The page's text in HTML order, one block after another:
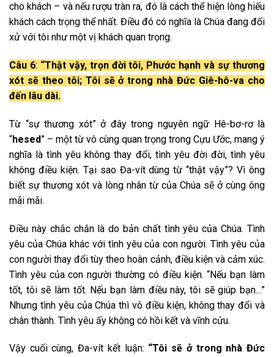
cho khách – và nếu rượu tràn ra, đó là cách thể hiện lòng hiếu
khách cách trọng thể nhất. Điều đó có nghĩa là Chúa đang đối
xử với tôi như một vị khách quan trọng.
Câu 6: “Thật vậy, trọn đời tôi, Phước hạnh và sự thương
xót sẽ theo tôi; Tôi sẽ ở trong nhà Đức Giê-hô-va cho
đến lâu dài.
Từ “sự thương xót” ở đây trong nguyên ngữ Hê-bơ-rơ là
“hesed” – một từ vô cùng quan trọng trong Cựu Ước, mang ý
nghĩa là tình yêu không thay đổi, tình yêu đời đời, tình yêu
không điều kiện. Tại sao Đa-vít dùng từ “thật vậy”? Vì ông
biết sự thương xót và lòng nhân từ của Chúa sẽ ở cùng ông
mãi mãi.
Điều này chắc chắn là do bản chất tình yêu của Chúa. Tình
yêu của Chúa khác với tình yêu của con người. Tình yêu của
con người thay đổi tùy theo hoàn cảnh, điều kiện và cảm xúc.
Tình yêu của con người thường có điều kiện. “Nếu bạn làm
tốt, tôi sẽ làm tốt. Nếu bạn làm điều này, tôi sẽ giúp bạn…”
Nhưng tình yêu của Chúa thì vô điều kiện, không thay đổi và
chân thành. Tình yêu ấy không có hồi kết và vĩnh cửu.
Vậy cuối cùng, Đa-vít kết luận: “Tôi sẽ ở trong nhà Đức